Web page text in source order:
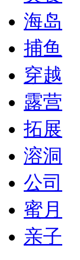
海岛
捕鱼
穿越
露营
拓展
溶洞
公司
蜜月
亲子